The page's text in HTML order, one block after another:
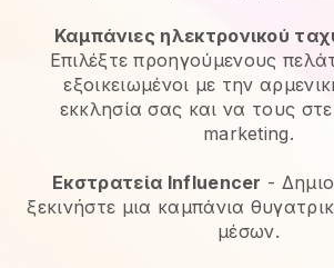
Καμπάνιες ηλεκτρονικού
Επιλέξτε προηγούμενους
εξοικειωμένοι με την
εκκλησία σας και να τους
marketing.
Εκστρατεία Influencer -
ξεκινήστε μια καμπάνια
μέσων.